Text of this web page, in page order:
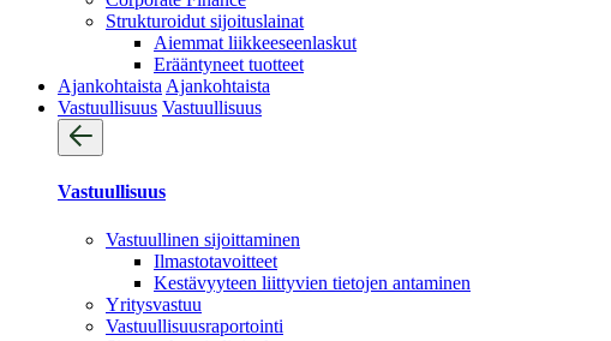
Strukturoidut sijoituslainat
Aiemmat liikkeeseenlaskut
Erääntyneet tuotteet
Ajankohtaista Ajankohtaista
Vastuullisuus Vastuullisuus
Vastuullisuus
Vastuullinen sijoittaminen
Ilmastotavoitteet
Kestävyyteen liittyvien tietojen antaminen
Yritysvastuu
Vastuullisuus­raportointi